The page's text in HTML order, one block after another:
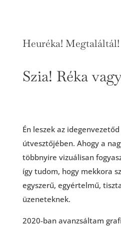
Heuréka! Megtaláltál!
Szia! Réka
Én leszek az
útvesztőjében. Ahogy a
többnyire vizuálisan
így tudom, hogy mekkora
egyszerű, egyértelmű,
üzeneteknek.
2020-ban avanzsáltam